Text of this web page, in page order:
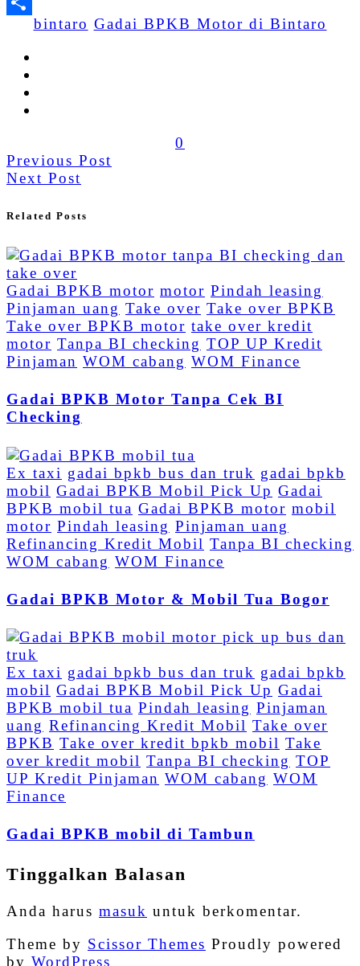
Share
bintaro Gadai BPKB Motor di Bintaro
0
Previous Post
Next Post
Related Posts
Gadai BPKB motor motor Pindah leasing
Pinjaman uang Take over Take over BPKB
Take over BPKB motor take over kredit
motor Tanpa BI checking TOP UP Kredit
Pinjaman WOM cabang WOM Finance
Gadai BPKB Motor Tanpa Cek BI
Checking
Ex taxi gadai bpkb bus dan truk gadai bpkb
mobil Gadai BPKB Mobil Pick Up Gadai
BPKB mobil tua Gadai BPKB motor mobil
motor Pindah leasing Pinjaman uang
Refinancing Kredit Mobil Tanpa BI checking
WOM cabang WOM Finance
Gadai BPKB Motor & Mobil Tua Bogor
Ex taxi gadai bpkb bus dan truk gadai bpkb
mobil Gadai BPKB Mobil Pick Up Gadai
BPKB mobil tua Pindah leasing Pinjaman
uang Refinancing Kredit Mobil Take over
BPKB Take over kredit bpkb mobil Take
over kredit mobil Tanpa BI checking TOP
UP Kredit Pinjaman WOM cabang WOM
Finance
Gadai BPKB mobil di Tambun
Tinggalkan Balasan
Anda harus masuk untuk berkomentar.
Theme by Scissor Themes Proudly powered
by WordPress